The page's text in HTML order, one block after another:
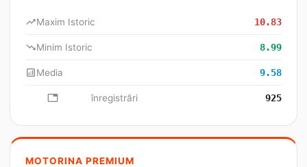
trending_upMaxim Istoric 10.83
trending_downMinim Istoric 8.99
analyticsMedia 9.58
database înregistrări 925
MOTORINA PREMIUM